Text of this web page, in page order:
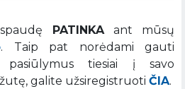
PATINKAant mūsų
. Taip pat norėdami gauti
pasiūlymus tiesiai į savo
galite užsiregistruoti ČIA.